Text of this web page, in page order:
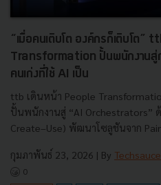
“เมื่อคนเติบโต องค์กรก็เติบโต”
Transformation ปั้นพนักงานสู่
คนเก่งที่ใช้ AI เป็น
ttb เดินหน้า People
ปั้นพนักงานสู่ “AI Orchestrators” ด้
Create–Use) พัฒนาโซลูชันจาก
กุมภาพันธ์ 23, 2026 | By
0